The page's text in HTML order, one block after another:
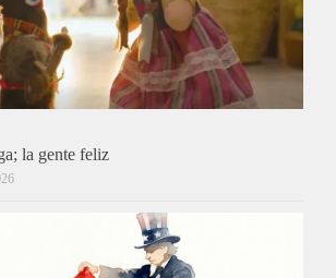
la gente feliz